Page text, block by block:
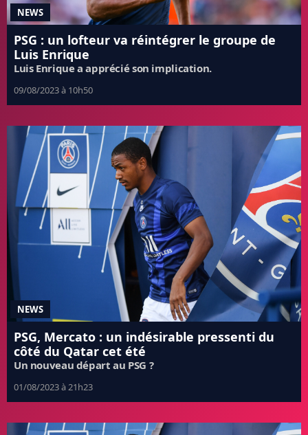
NEWS
PSG : un lofteur va réintégrer le groupe de
Luis Enrique
Luis Enrique a apprécié son implication.
09/08/2023 à 10h50
NEWS
PSG, Mercato : un indésirable pressenti du
côté du Qatar cet été
Un nouveau départ au PSG ?
01/08/2023 à 21h23